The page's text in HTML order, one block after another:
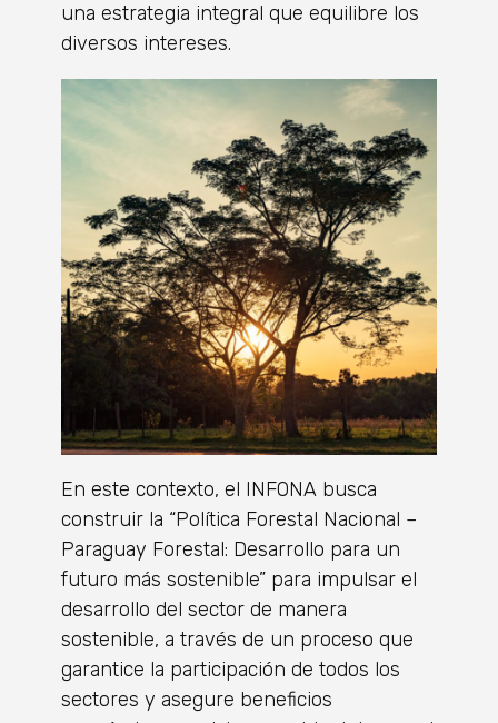
una estrategia integral que equilibre los
diversos intereses.
En este contexto, el INFONA busca
construir la “Política Forestal Nacional –
Paraguay Forestal: Desarrollo para un
futuro más sostenible” para impulsar el
desarrollo del sector de manera
sostenible, a través de un proceso que
garantice la participación de todos los
sectores y asegure beneficios